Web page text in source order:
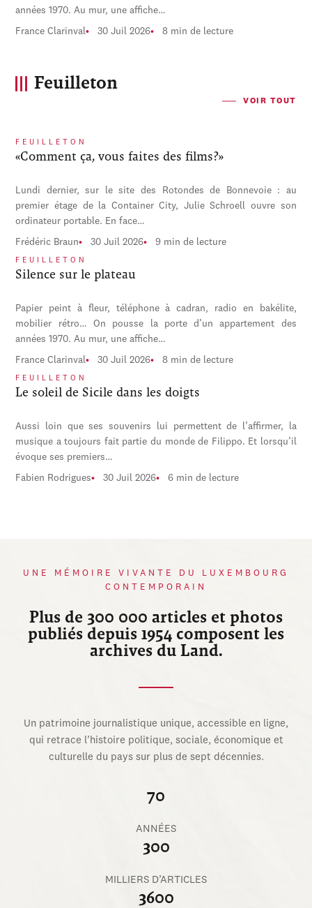
années 1970. Au mur, une affiche…
France Clarinval 30 Juil 2026 8 min de lecture
Feuilleton
VOIR TOUT
FEUILLETON
«Comment ça, vous faites des films?»
Lundi dernier, sur le site des Rotondes de Bonnevoie : au
premier étage de la Container City, Julie Schroell ouvre son
ordinateur portable. En face…
Frédéric Braun 30 Juil 2026 9 min de lecture
FEUILLETON
Silence sur le plateau
Papier peint à fleur, téléphone à cadran, radio en bakélite,
mobilier rétro… On pousse la porte d’un appartement des
années 1970. Au mur, une affiche…
France Clarinval 30 Juil 2026 8 min de lecture
FEUILLETON
Le soleil de Sicile dans les doigts
Aussi loin que ses souvenirs lui permettent de l’affirmer, la
musique a toujours fait partie du monde de Filippo. Et lorsqu’il
évoque ses premiers…
Fabien Rodrigues 30 Juil 2026 6 min de lecture
UNE MÉMOIRE VIVANTE DU LUXEMBOURG
CONTEMPORAIN
Plus de 300 000 articles et photos
publiés depuis 1954 composent les
archives du Land.
Un patrimoine journalistique unique, accessible en ligne,
qui retrace l’histoire politique, sociale, économique et
culturelle du pays sur plus de sept décennies.
70
ANNÉES
300
MILLIERS D’ARTICLES
3600